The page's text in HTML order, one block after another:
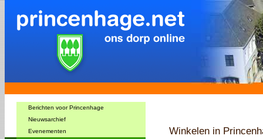
Berichten voor Princenhage
Nieuwsarchief
Evenementen
Winkelen in